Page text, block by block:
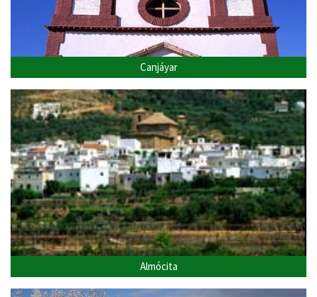
Canjáyar
Almócita